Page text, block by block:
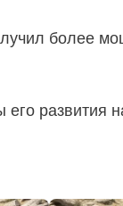
более
развития